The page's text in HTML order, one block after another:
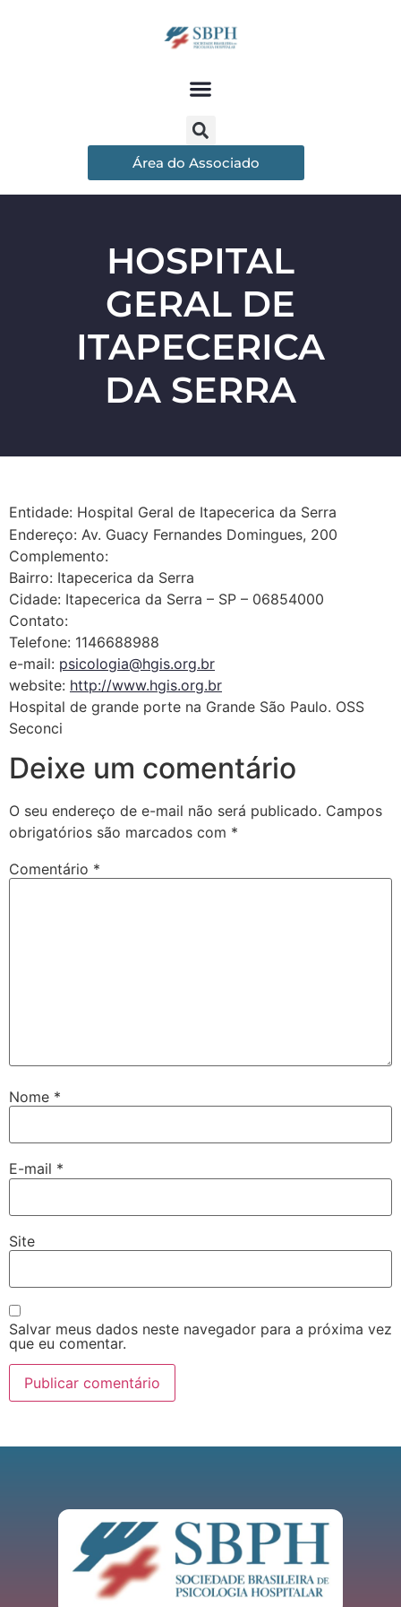
Área do Associado
HOSPITAL
GERAL DE
ITAPECERICA
DA SERRA
Entidade: Hospital Geral de Itapecerica da Serra
Endereço: Av. Guacy Fernandes Domingues, 200
Complemento:
Bairro: Itapecerica da Serra
Cidade: Itapecerica da Serra – SP – 06854000
Contato:
Telefone: 1146688988
e-mail: psicologia@hgis.org.br
website: http://www.hgis.org.br
Hospital de grande porte na Grande São Paulo. OSS
Seconci
Deixe um comentário
O seu endereço de e-mail não será publicado. Campos
obrigatórios são marcados com *
Comentário *
Nome *
E-mail *
Site
Salvar meus dados neste navegador para a próxima vez
que eu comentar.